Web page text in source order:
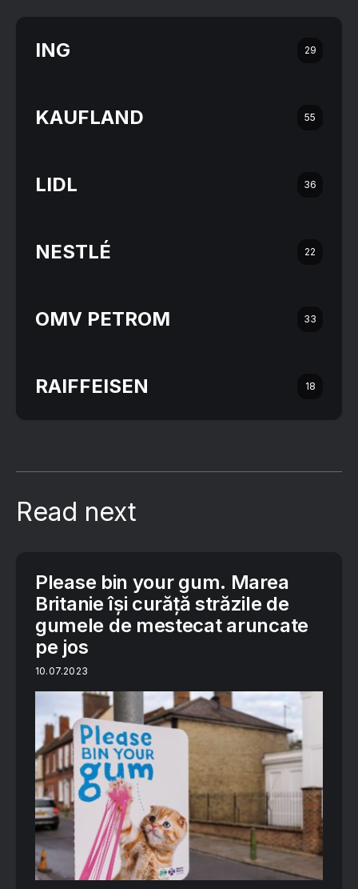
ING 29
KAUFLAND 55
LIDL 36
NESTLÉ 22
OMV PETROM 33
RAIFFEISEN 18
Read next
Please bin your gum. Marea
Britanie își curăță străzile de
gumele de mestecat aruncate
pe jos
10.07.2023